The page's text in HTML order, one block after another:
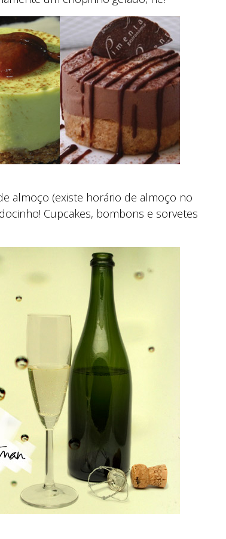
almoço (existe horário de almoço no
Cupcakes, bombons e sorvetes